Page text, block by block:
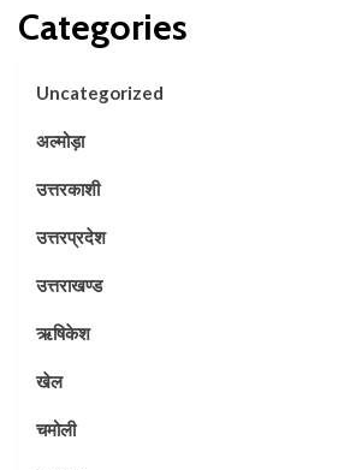
Categories
Uncategorized
अल्मोड़ा
उत्तरकाशी
उत्तरप्रदेश
उत्तराखण्ड
ऋषिकेश
खेल
चमोली